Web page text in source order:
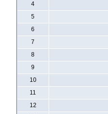
4
5
6
7
8
9
10
11
12